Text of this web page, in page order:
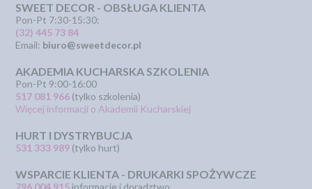
SWEET DECOR - OBSŁUGA KLIENTA
Pon-Pt 7:30-15:30:
(32) 445 73 84
Email: biuro@sweetdecor.pl
AKADEMIA KUCHARSKA SZKOLENIA
Pon-Pt 9:00-16:00
517 081 966 (tylko szkolenia)
Więcej informacji o Akademii Kucharskiej
HURT I DYSTRYBUCJA
531 333 989 (tylko hurt)
WSPARCIE KLIENTA - DRUKARKI SPOŻYWCZE
796 004 915 informacje i doradztwo